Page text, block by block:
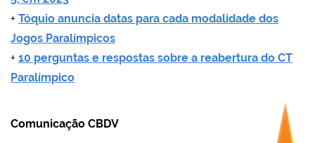
+ Tóquio anuncia datas para cada modalidade dos
Jogos Paralímpicos
+ 10 perguntas e respostas sobre a reabertura do CT
Paralímpico
Comunicação CBDV